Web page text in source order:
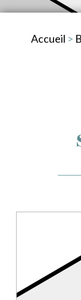
Accueil >